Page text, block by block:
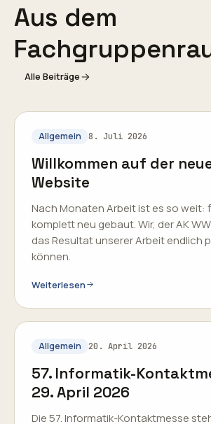
Aus dem
Alle Beiträge
Allgemein 8. Juli 2026
Willkommen auf der
Website
Nach Monaten Arbeit ist es so weit:
komplett neu gebaut. Wir, der AK
das Resultat unserer Arbeit endlich
können.
Weiterlesen
Allgemein 20. April 2026
57. Informatik-
29. April 2026
Die 57. Informatik-Kontaktmesse